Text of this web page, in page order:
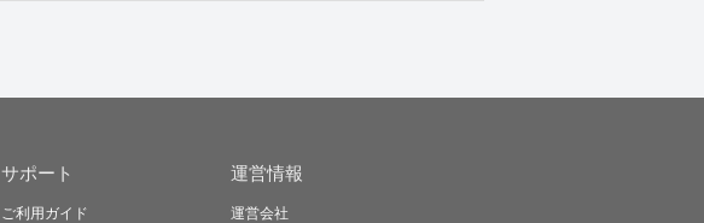
サポート
ご利用ガイド
運営情報
運営会社